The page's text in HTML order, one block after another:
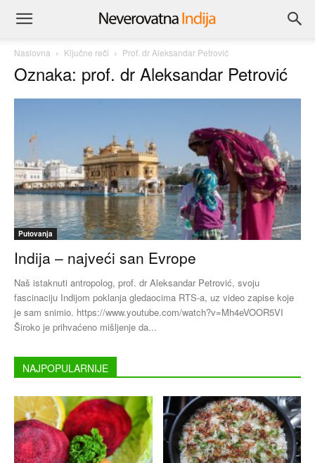
Naslovna Ključne reči Prof. dr Aleksandar Petrović
Oznaka: prof. dr Aleksandar Petrović
Putovanja
Indija – najveći san Evrope
Naš istaknuti antropolog, prof. dr Aleksandar Petrović, svoju
fascinaciju Indijom poklanja gledaocima RTS-a, uz video zapise koje
je sam snimio. https://www.youtube.com/watch?v=Mh4eVOOR5VI
Široko je prihvaćeno mišljenje da...
NAJPOPULARNIJE